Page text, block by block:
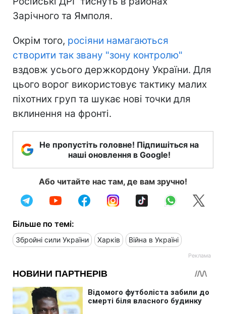
Зарічного та Ямполя.
Окрім того, росіяни намагаються
створити так звану "зону контролю"
вздовж усього держкордону України. Для
цього ворог використовує тактику малих
піхотних груп та шукає нові точки для
вклинення на фронті.
Не пропустіть головне! Підпишіться на
наші оновлення в Google!
Або читайте нас там, де вам зручно!
Більше по темі:
Збройні сили України Харків Війна в Україні